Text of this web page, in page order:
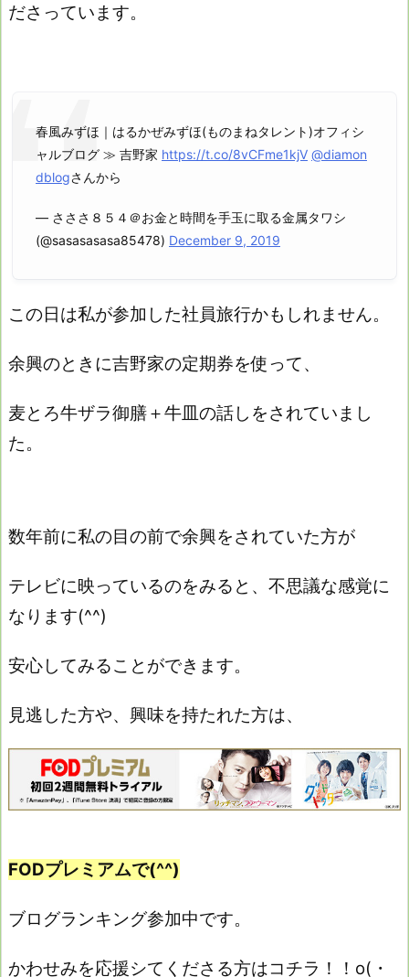
ださっています。
春風みずほ｜はるかぜみずほ(ものまねタレント)オフィシ
ャルブログ ≫ 吉野家 https://t.co/8vCFme1kjV @diamon
dblogさんから
— さささ８５４＠お金と時間を手玉に取る金属タワシ
(@sasasasasa85478) December 9, 2019
この日は私が参加した社員旅行かもしれません。
余興のときに吉野家の定期券を使って、
麦とろ牛ザラ御膳＋牛皿の話しをされていまし
た。
数年前に私の目の前で余興をされていた方が
テレビに映っているのをみると、不思議な感覚に
なります(^^)
安心してみることができます。
見逃した方や、興味を持たれた方は、
FODプレミアムで(^^)
ブログランキング参加中です。
かわせみを応援シてくださる方はコチラ！！o(・